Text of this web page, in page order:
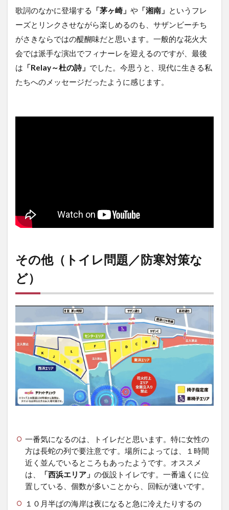
歌詞のなかに登場する 「茅ヶ崎」 や 「湘南」
というフレ
ーズとリンクさせながら楽しめるのも、サザンビーチち
がさきならではの醍醐味だと思います。一般的な花火大
会では派手な演出でフィナーレを迎えるのですが、最後
は 「Relay～杜の詩」 でした。今思うと、現代に生きる私
たちへのメッセージだったように感じます。
その他（トイレ問題／防寒対策な
ど）
一番気になるのは、トイレだと思います。特に女性の
方は長蛇の列で要注意です。場所によっては、１時間
近く並んでいるところもあったようです。オススメ
は、
「西浜エリア」 の仮設トイレです。一番遠くに位
置している、個数が多いことから、回転が速いです。
１０月半ばの海岸は夜になると急に冷えたりするの